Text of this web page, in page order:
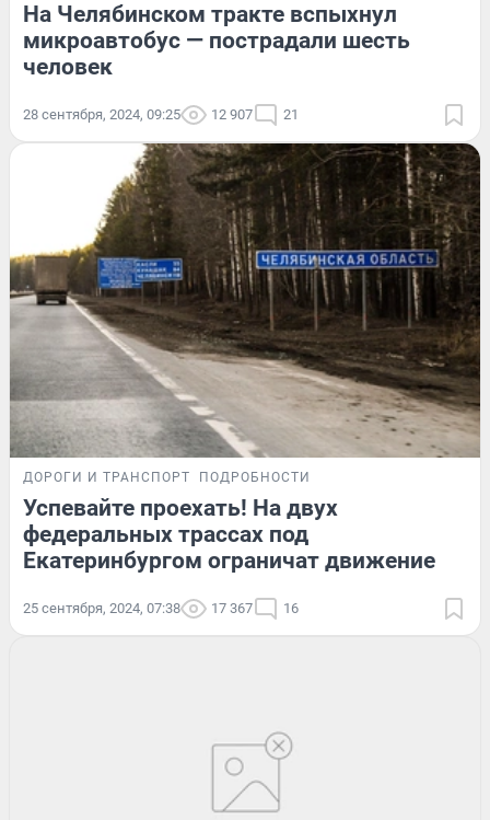
На Челябинском тракте вспыхнул
микроавтобус — пострадали шесть
человек
28 сентября, 2024, 09:25 12 907 21
ДОРОГИ И ТРАНСПОРТ ПОДРОБНОСТИ
Успевайте проехать! На двух
федеральных трассах под
Екатеринбургом ограничат движение
25 сентября, 2024, 07:38 17 367 16